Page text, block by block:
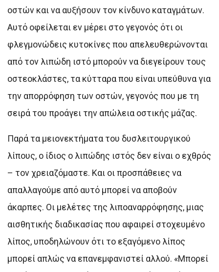
οστών και να αυξήσουν τον κίνδυνο καταγμάτων.
Αυτό οφείλεται εν μέρει στο γεγονός ότι οι
φλεγμονώδεις κυτοκίνες που απελευθερώνονται
από τον λιπώδη ιστό μπορούν να διεγείρουν τους
οστεοκλάστες, τα κύτταρα που είναι υπεύθυνα για
την απορρόφηση των οστών, γεγονός που με τη
σειρά του προάγει την απώλεια οστικής μάζας.
Παρά τα μειονεκτήματα του δυσλειτουργικού
λίπους, ο ίδιος ο λιπώδης ιστός δεν είναι ο εχθρός
– τον χρειαζόμαστε. Και οι προσπάθειες να
απαλλαγούμε από αυτό μπορεί να αποβούν
άκαρπες. Οι μελέτες της λιποαναρρόφησης, μιας
αισθητικής διαδικασίας που αφαιρεί στοχευμένο
λίπος, υποδηλώνουν ότι το εξαγόμενο λίπος
μπορεί απλώς να επανεμφανιστεί αλλού. «Μπορεί